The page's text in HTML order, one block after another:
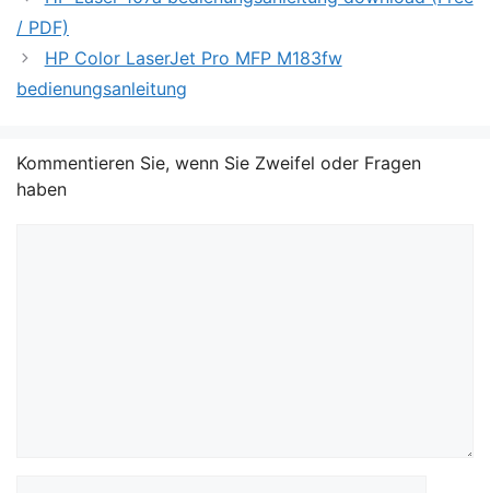
/ PDF)
HP Color LaserJet Pro MFP M183fw
bedienungsanleitung
Kommentieren Sie, wenn Sie Zweifel oder Fragen
haben